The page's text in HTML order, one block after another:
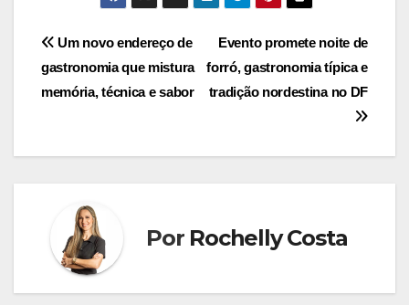
Navegação
de
Evento promete noite de
forró, gastronomia típica e
tradição nordestina no DF
Um novo endereço de
gastronomia que mistura
memória, técnica e sabor
Por Rochelly Costa